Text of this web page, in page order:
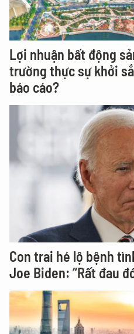
Lợi nhuận bất động
trường thực sự khởi
báo cáo?
Con trai hé lộ bệnh
Joe Biden: “Rất đau